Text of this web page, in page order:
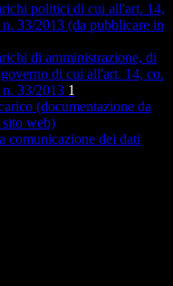
politici di cui all'art. 14,
33/2013 (da pubblicare in
di amministrazione, di
di cui all'art. 14, co.
33/2013 1
(documentazione da
web)
comunicazione dei dati